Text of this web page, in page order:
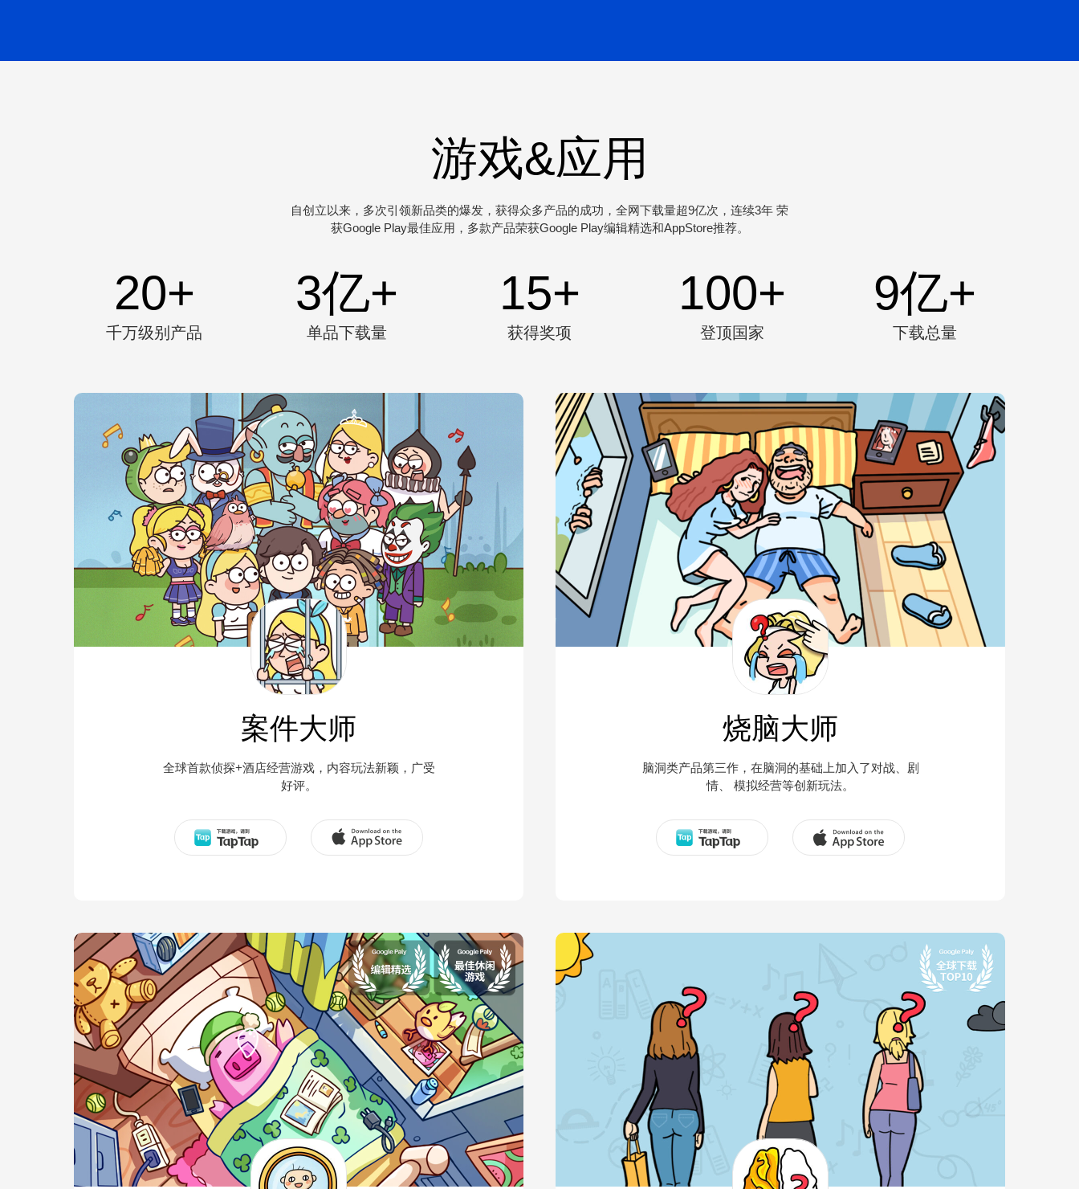
游戏&应用
自创立以来，多次引领新品类的爆发，获得众多产品的成功，全网下载量超9亿次，连续3年 荣
获Google Play最佳应用，多款产品荣获Google Play编辑精选和AppStore推荐。
20+
千万级别产品
3亿+
单品下载量
15+
获得奖项
100+
登顶国家
9亿+
下载总量
案件大师
全球首款侦探+酒店经营游戏，内容玩法新颖，广受
好评。
烧脑大师
脑洞类产品第三作，在脑洞的基础上加入了对战、剧
情、 模拟经营等创新玩法。